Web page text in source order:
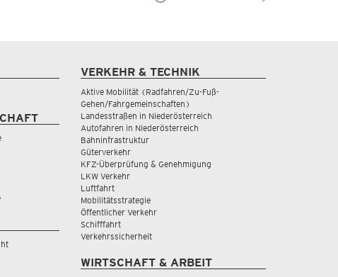
VERKEHR & TECHNIK
Aktive Mobilität (Radfahren/Zu-Fuß-
Gehen/Fahrgemeinschaften)
Landesstraßen in Niederösterreich
Autofahren in Niederösterreich
Bahninfrastruktur
Güterverkehr
KFZ-Überprüfung & Genehmigung
LKW Verkehr
Luftfahrt
Mobilitätsstrategie
Öffentlicher Verkehr
Schifffahrt
Verkehrssicherheit
WIRTSCHAFT & ARBEIT